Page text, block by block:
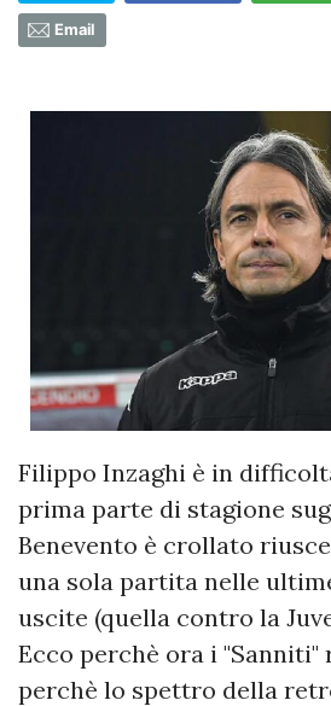
Email
Filippo Inzaghi è in
prima parte di stagione
Benevento è crollato
una sola partita nelle
uscite (quella contro la
Ecco perchè ora i "Sanniti"
perchè lo spettro della